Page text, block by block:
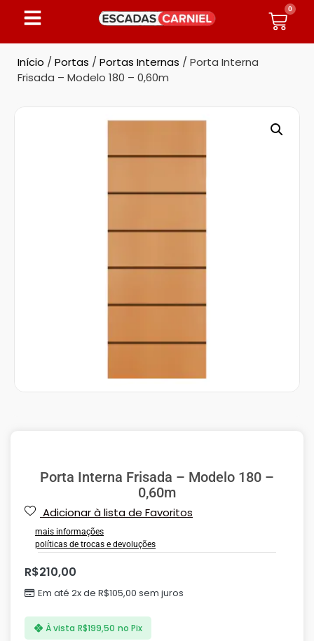
0
Início / Portas / Portas Internas / Porta Interna
Frisada – Modelo 180 – 0,60m
Porta Interna Frisada – Modelo 180 –
0,60m
Adicionar à lista de Favoritos
mais informações
políticas de trocas e devoluções
R$210,00
Em até 2x de R$105,00 sem juros
À vista R$199,50 no Pix